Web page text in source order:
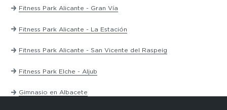
con bancos, mancuernas, jaulas de sentadillas,
poleas y prensas de piernas de alta gama y
avanzados, en las mejores condiciones.
Fitness Park Alicante - Gran Vía
Fitness Park Alicante - La Estación
Fitness Park Alicante - San Vicente del Raspeig
Fitness Park Elche - Aljub
Gimnasio en Albacete